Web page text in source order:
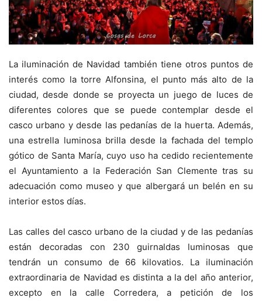
La iluminación de Navidad también tiene otros puntos de
interés como la torre Alfonsina, el punto más alto de la
ciudad, desde donde se proyecta un juego de luces de
diferentes colores que se puede contemplar desde el
casco urbano y desde las pedanías de la huerta. Además,
una estrella luminosa brilla desde la fachada del templo
gótico de Santa María, cuyo uso ha cedido recientemente
el Ayuntamiento a la Federación San Clemente tras su
adecuación como museo y que albergará un belén en su
interior estos días.
Las calles del casco urbano de la ciudad y de las pedanías
están decoradas con 230 guirnaldas luminosas que
tendrán un consumo de 66 kilovatios. La iluminación
extraordinaria de Navidad es distinta a la del año anterior,
excepto en la calle Corredera, a petición de los